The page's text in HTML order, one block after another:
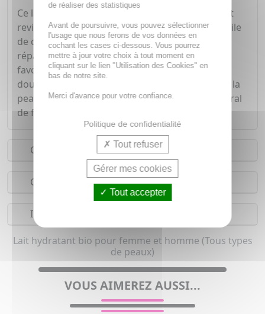
Ce lait corps, certifié bio, contribue à hydrater et
revitaliser l'épiderme. Sa formule enrichie en huile
de carthame, reconnue pour ses propriétés
réparatrices, hydratantes et antioxydantes,
favorise la régénération cellulaire et apporte
douceur et éclat. Sa texture veloutée enveloppe la
peau d'un film protecteur au parfum frais et floral
de fleur de cerisier
Conseils d'utilisation
Composition
Indications
Lait hydratant bio pour femme et homme (Tous types
de peaux)
VOUS AIMEREZ AUSSI...
de réaliser des statistiques
Avant de poursuivre, vous pouvez sélectionner
l'usage que nous ferons de vos données en
cochant les cases ci-dessous. Vous pourrez
mettre à jour votre choix à tout moment en
cliquant sur le lien "Utilisation des Cookies" en
bas de notre site.
Merci d'avance pour votre confiance.
Politique de confidentialité
Tout refuser
Gérer mes cookies
Tout accepter